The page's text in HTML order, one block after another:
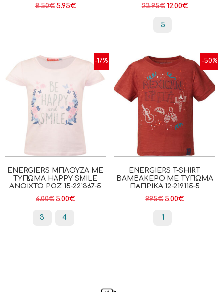
8.50€ 5.95€
23.95€ 12.00€
5
-17%
ENERGIERS ΜΠΛΟΎΖΑ ΜΕ
ΤΎΠΩΜΑ HAPPY SMILE
ΑΝΟΙΧΤΟ ΡΟΖ 15-221367-5
6.00€ 5.00€
3 4
-50%
ENERGIERS T-SHIRT
ΒΑΜΒΑΚΕΡΌ ΜΕ ΤΎΠΩΜΑ
ΠΑΠΡΙΚΑ 12-219115-5
9.95€ 5.00€
1